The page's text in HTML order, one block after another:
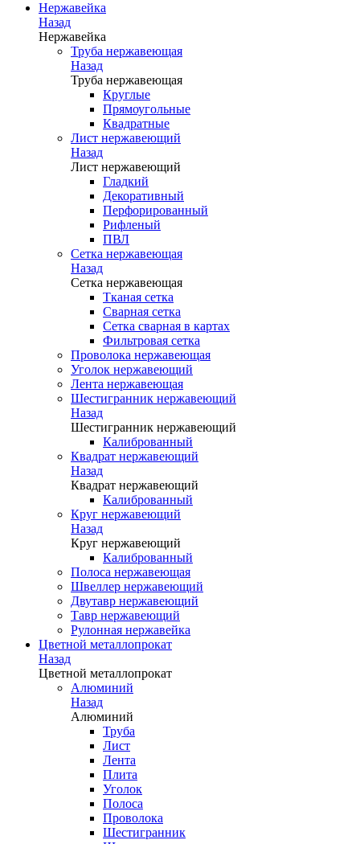
Нержавейка
Назад
Нержавейка
Труба нержавеющая
Назад
Труба нержавеющая
Круглые
Прямоугольные
Квадратные
Лист нержавеющий
Назад
Лист нержавеющий
Гладкий
Декоративный
Перфорированный
Рифленый
ПВЛ
Сетка нержавеющая
Назад
Сетка нержавеющая
Тканая сетка
Сварная сетка
Сетка сварная в картах
Фильтровая сетка
Проволока нержавеющая
Уголок нержавеющий
Лента нержавеющая
Шестигранник нержавеющий
Назад
Шестигранник нержавеющий
Калиброванный
Квадрат нержавеющий
Назад
Квадрат нержавеющий
Калиброванный
Круг нержавеющий
Назад
Круг нержавеющий
Калиброванный
Полоса нержавеющая
Швеллер нержавеющий
Двутавр нержавеющий
Тавр нержавеющий
Рулонная нержавейка
Цветной металлопрокат
Назад
Цветной металлопрокат
Алюминий
Назад
Алюминий
Труба
Лист
Лента
Плита
Уголок
Полоса
Проволока
Шестигранник